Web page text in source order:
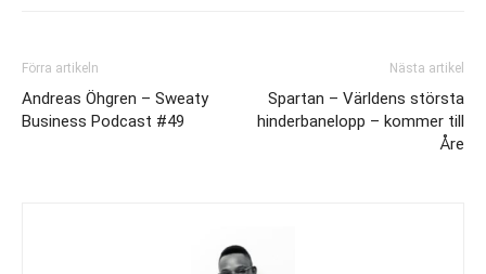
Förra artikeln
Andreas Öhgren – Sweaty
Business Podcast #49
Nästa artikel
Spartan – Världens största
hinderbanelopp – kommer till
Åre